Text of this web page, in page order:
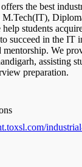
the best
help students
succeed in the
mentorship. We
assisting
preparation.